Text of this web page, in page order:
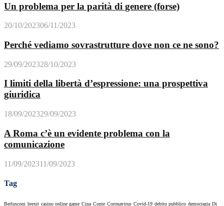
Un problema per la parità di genere (forse)
20/10/202306/11/2023
Perché vediamo sovrastrutture dove non ce ne sono?
29/09/202328/10/2023
I limiti della libertà d’espressione: una prospettiva
giuridica
18/09/202329/09/2023
A Roma c’è un evidente problema con la
comunicazione
11/09/202311/09/2023
Tag
Berlusconi brexit casino online game Cina Conte Coronavirus Covid-19 debito pubblico democrazia Di